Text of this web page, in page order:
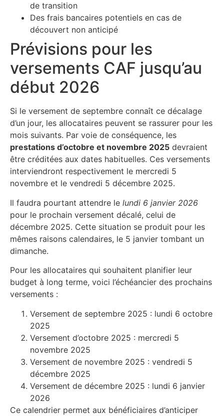
de transition
Des frais bancaires potentiels en cas de
découvert non anticipé
Prévisions pour les
versements CAF jusqu’au
début 2026
Si le versement de septembre connaît ce décalage
d’un jour, les allocataires peuvent se rassurer pour les
mois suivants. Par voie de conséquence, les
prestations d’octobre et novembre 2025 devraient
être créditées aux dates habituelles. Ces versements
interviendront respectivement le mercredi 5
novembre et le vendredi 5 décembre 2025.
Il faudra pourtant attendre le lundi 6 janvier 2026
pour le prochain versement décalé, celui de
décembre 2025. Cette situation se produit pour les
mêmes raisons calendaires, le 5 janvier tombant un
dimanche.
Pour les allocataires qui souhaitent planifier leur
budget à long terme, voici l’échéancier des prochains
versements :
Versement de septembre 2025 : lundi 6 octobre
2025
Versement d’octobre 2025 : mercredi 5
novembre 2025
Versement de novembre 2025 : vendredi 5
décembre 2025
Versement de décembre 2025 : lundi 6 janvier
2026
Ce calendrier permet aux bénéficiaires d’anticiper